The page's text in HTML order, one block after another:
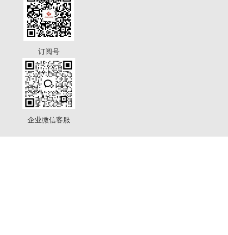
订阅号
企业微信客服